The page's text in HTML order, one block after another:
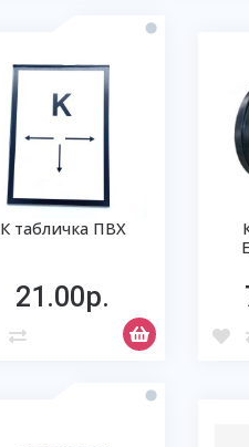
К табличка ПВХ
21.00р.